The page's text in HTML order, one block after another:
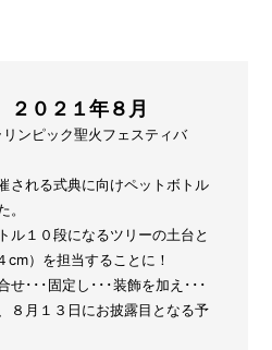
０２１年８月
ンピック聖火フェスティバ
される式典に向けペットボトル
。
ル１０段になるツリーの土台と
）を担当することに！
せ･･･固定し･･･装飾を加え･･･
８月１３日にお披露目となる予